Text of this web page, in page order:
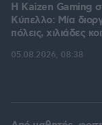
H Kaizen Gaming
Kύπελλο: Μία
πόλεις, χιλιάδες
05.08.2026, 08:38